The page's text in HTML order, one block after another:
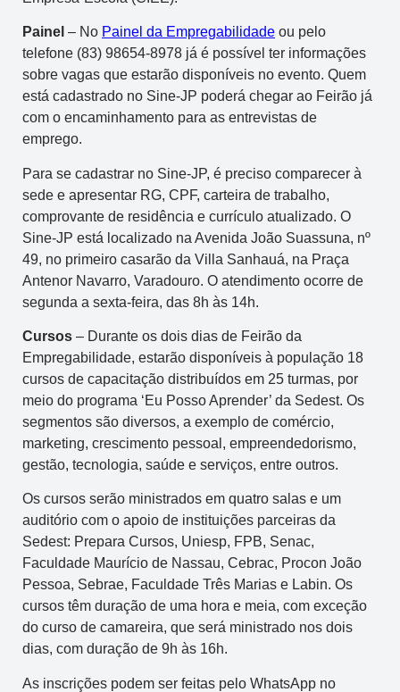
Painel – No Painel da Empregabilidade ou pelo
telefone (83) 98654-8978 já é possível ter informações
sobre vagas que estarão disponíveis no evento. Quem
está cadastrado no Sine-JP poderá chegar ao Feirão já
com o encaminhamento para as entrevistas de
emprego.
Para se cadastrar no Sine-JP, é preciso comparecer à
sede e apresentar RG, CPF, carteira de trabalho,
comprovante de residência e currículo atualizado. O
Sine-JP está localizado na Avenida João Suassuna, nº
49, no primeiro casarão da Villa Sanhauá, na Praça
Antenor Navarro, Varadouro. O atendimento ocorre de
segunda a sexta-feira, das 8h às 14h.
Cursos – Durante os dois dias de Feirão da
Empregabilidade, estarão disponíveis à população 18
cursos de capacitação distribuídos em 25 turmas, por
meio do programa ‘Eu Posso Aprender’ da Sedest. Os
segmentos são diversos, a exemplo de comércio,
marketing, crescimento pessoal, empreendedorismo,
gestão, tecnologia, saúde e serviços, entre outros.
Os cursos serão ministrados em quatro salas e um
auditório com o apoio de instituições parceiras da
Sedest: Prepara Cursos, Uniesp, FPB, Senac,
Faculdade Maurício de Nassau, Cebrac, Procon João
Pessoa, Sebrae, Faculdade Três Marias e Labin. Os
cursos têm duração de uma hora e meia, com exceção
do curso de camareira, que será ministrado nos dois
dias, com duração de 9h às 16h.
As inscrições podem ser feitas pelo WhatsApp no